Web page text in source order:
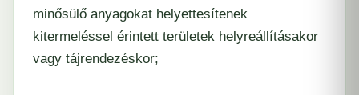
minősülő anyagokat helyettesítenek
kitermeléssel érintett területek helyreállításakor
vagy tájrendezéskor;